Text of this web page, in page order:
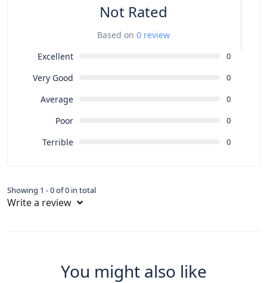
Not Rated
Based on 0 review
Excellent
0
Very Good 0
Average 0
Poor 0
Terrible 0
Showing 1 - 0 of 0 in total
Write a review
You might also like